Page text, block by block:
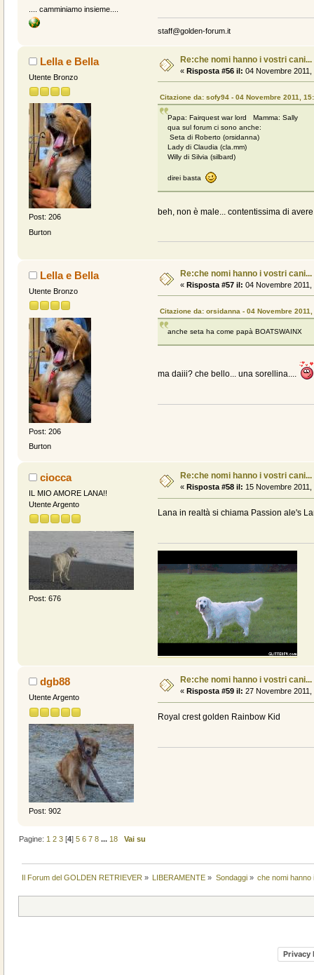
.... camminiamo insieme....
staff@golden-forum.it
Lella e Bella
Utente Bronzo
Post: 206
Burton
Re:che nomi hanno i vostri cani...
« Risposta #56 il: 04 Novembre 2011,
Citazione da: sofy94 - 04 Novembre 2011,
Papa: Fairquest war lord Mamma: Sally
qua sul forum ci sono anche:
Seta di Roberto (orsidanna)
Lady di Claudia (cla.mm)
Willy di Silvia (silbard)
direi basta
beh, non è male... contentissima di
Lella e Bella
Utente Bronzo
Post: 206
Burton
Re:che nomi hanno i vostri cani...
« Risposta #57 il: 04 Novembre 2011,
Citazione da: orsidanna - 04 Novembre 2011,
anche seta ha come papà BOATSWAINX
ma daiii? che bello... una sorellina....
ciocca
IL MIO AMORE LANA!!
Utente Argento
Post: 676
Re:che nomi hanno i vostri cani...
« Risposta #58 il: 15 Novembre 2011,
Lana in realtà si chiama Passion ale's
dgb88
Utente Argento
Post: 902
Re:che nomi hanno i vostri cani...
« Risposta #59 il: 27 Novembre 2011,
Royal crest golden Rainbow Kid
Pagine: 1 2 3 [4]5 6 7 8 ... 18 Vai su
Il Forum del GOLDEN RETRIEVER » LIBERAMENTE » Sondaggi» che nomi hanno
Privacy